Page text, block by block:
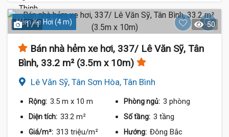
Hẻm Xe Hơi (4 m)
1 / 1 50
Bán nhà hẻm xe hơi, 337/ Lê Văn Sỹ, Tân
Bình, 33.2 m² (3.5m x 10m)
Lê Văn Sỹ, Tân Sơn Hòa, Tân Bình
Rộng: 3.5 m x 10 m Phòng ngủ: 3 phòng
Diện tích: 33.2 m² Số tầng: 3 tầng
Giá/m²: 313 triệu/m² Hướng: Đông Bắc